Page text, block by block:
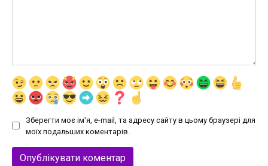
Зберегти моє ім'я, e-mail, та адресу сайту в цьому браузері для
моїх подальших коментарів.